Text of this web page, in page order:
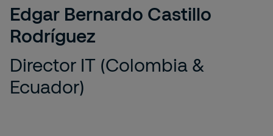
Edgar Bernardo Castillo
Rodríguez
Director IT (Colombia &
Ecuador)